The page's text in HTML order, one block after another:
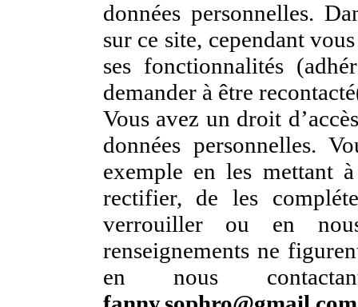
données personnelles.
sur ce site, cependant
ses fonctionnalités
demander à être
Vous avez un droit
données personnelles.
exemple en les mettant
rectifier, de les
verrouiller ou en
renseignements ne
en nous